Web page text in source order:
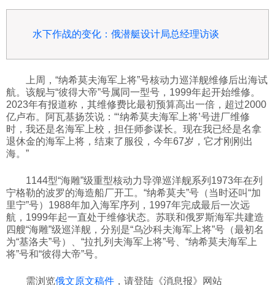
水下作战的变化：俄潜艇设计局总经理访谈
上周，“纳希莫夫海军上将”号核动力巡洋舰维修后出海试
航。该舰与“彼得大帝”号属同一型号，1999年起开始维修。
2023年有报道称，其维修费比最初预算高出一倍，超过2000
亿卢布。阿瓦基扬茨说：“‘纳希莫夫海军上将’号进厂维修
时，我还是名海军上校，担任师参谋长。现在我已经是名拿
退休金的海军上将，结束了服役，今年67岁，它才刚刚出
海。”
1144型“海雕”级重型核动力导弹巡洋舰系列1973年在列
宁格勒的波罗的海造船厂开工。“纳希莫夫”号（当时还叫“加
里宁”号）1988年加入海军序列，1997年完成最后一次远
航，1999年起一直处于维修状态。苏联和俄罗斯海军共建造
四艘“海雕”级巡洋舰，分别是“乌沙科夫海军上将”号（最初名
为“基洛夫”号）、“拉扎列夫海军上将”号、“纳希莫夫海军上
将”号和“彼得大帝”号。
需浏览俄文原文稿件 ，请登陆《消息报》网站